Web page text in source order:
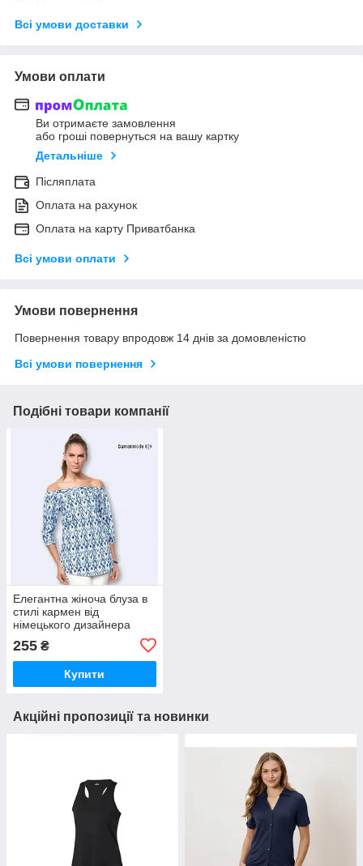
Всі умови доставки
Умови оплати
Ви отримаєте замовлення
або гроші повернуться на вашу картку
Детальніше
Післяплата
Оплата на рахунок
Оплата на карту Приватбанка
Всі умови оплати
Умови повернення
Повернення товару впродовж 14 днів за домовленістю
Всі умови повернення
Подібні товари компанії
Елегантна жіноча блуза в
стилі кармен від
німецького дизайнера
(Німеччина), розмір SM
255 ₴
Купити
Акційні пропозиції та новинки